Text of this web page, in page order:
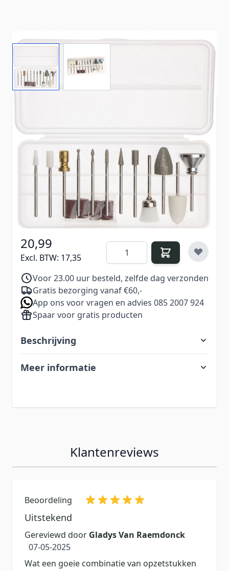
View larger image
aanvulling op uw nagelfrees. Gemakkelijk
bewerken van de brandhaarden in de huid, eelt
en nagelgebied.
Excl. BTW: € 19,00
20,99
Excl. BTW: 17,35
Aantal
Voor 23.00 uur besteld, zelfde dag verzonden
Gratis bezorging vanaf €60,-
App ons voor vragen en advies 085 2007 924
Spaar voor gratis producten
Beschrijving
Meer informatie
Klantenreviews
Beoordeling
Uitstekend
Gereviewd door Gladys Van Raemdonck
7 mei 2025
07-05-2025
Wat een goeie combinatie van opzetstukken